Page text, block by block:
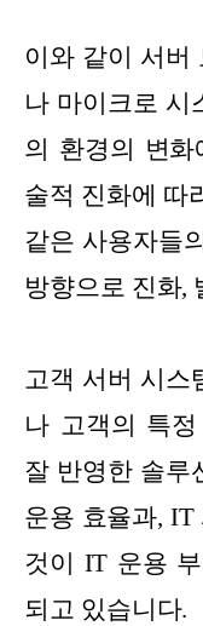
이와 같이 서버
나 마이크로 시
의 환경의 변
술적 진화에 따
같은 사용자들
방향으로 진화,
고객 서버 시스
나 고객의 특
잘 반영한 솔루
운용 효율과, IT
것이 IT 운용
되고 있습니다.